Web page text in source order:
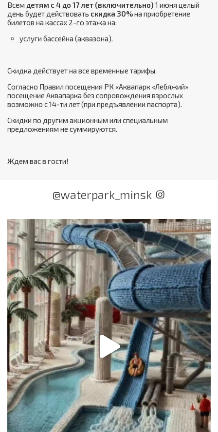
Всем детям с 4 до 17 лет (включительно) 1 июня целый
день будет действовать скидка 30%на приобретение
билетов на кассах 2-го этажа на:
услуги бассейна (аквазона).
Скидка действует на все временные тарифы.
Согласно Правил посещения РК «Аквапарк «Лебяжий»
посещение Аквапарка без сопровождения взрослых
возможно с 14-ти лет (при предъявлении паспорта).
Скидки по другим акционным или специальным
предложениям не суммируются.
Ждем вас в гости!
@waterpark_minsk